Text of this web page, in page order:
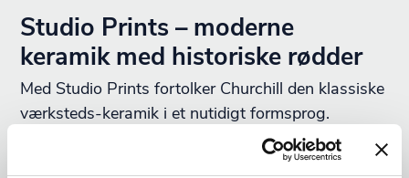
Studio Prints – moderne
keramik med historiske rødder
Med Studio Prints fortolker Churchill den klassiske
værksteds-keramik i et nutidigt formsprog.
Serierne er skabt til at forene tradition og
innovation – og til at give dig et lærred, hvor